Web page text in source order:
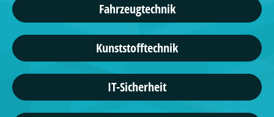
Fahrzeugtechnik
Kunststofftechnik
IT-Sicherheit